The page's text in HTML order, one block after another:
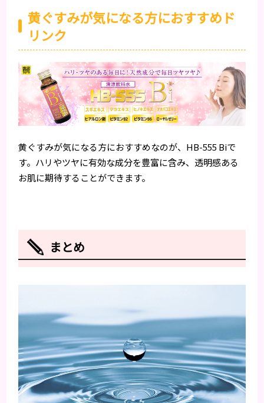
黄ぐすみが気になる方におすすめド
リンク
黄ぐすみが気になる方におすすめなのが、HB-555 Biで
す。ハリやツヤに有効な成分を豊富に含み、透明感ある
お肌に期待することができます。
まとめ